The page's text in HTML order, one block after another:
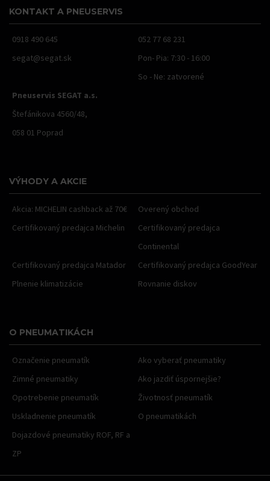
KONTAKT A PNEUSERVIS
0918 490 645
052 77 68 231
segat@segat.sk
Pon- Pia: 7:30 - 16:00
So - Ne: zatvorené
Pneuservis SEGAT a.s.
Štefánikova 4560/48,
058 01 Poprad
VÝHODY A AKCIE
Akcia: MICHELIN cashback až 70€
Overený obchod
Certifikovaný predajca Michelin
Certifikovaný predajca
Continental
Certifikovaný predajca Matador
Certifikovaný predajca GoodYear
Plnenie klimatizácie
Rovnanie diskov
O PNEUMATIKÁCH
Označenie pneumatík
Ako vyberať pneumatiky
Zimné pneumatiky
Ako jazdiť úspornejšie?
Opotrebenie pneumatík
Životnosť pneumatík
Uskladnenie pneumatík
O pneumatikách
Dojazdové pneumatiky ROF, RF a
ZP